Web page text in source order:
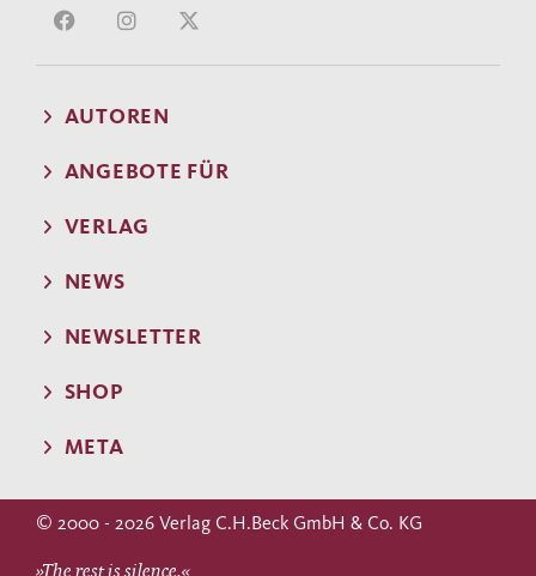
AUTOREN
ANGEBOTE FÜR
VERLAG
NEWS
NEWSLETTER
SHOP
META
© 2000 - 2026 Verlag C.H.Beck GmbH & Co. KG
»The rest is silence.«